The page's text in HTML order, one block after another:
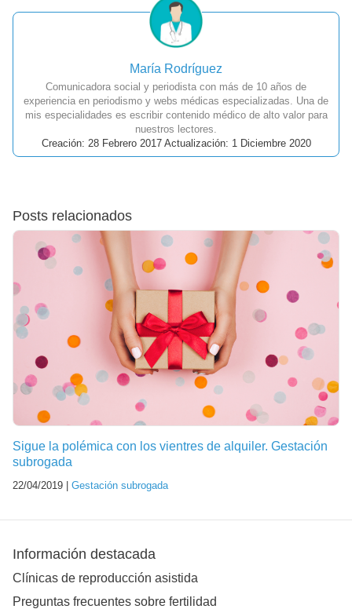
María Rodríguez
Comunicadora social y periodista con más de 10 años de
experiencia en periodismo y webs médicas especializadas. Una de
mis especialidades es escribir contenido médico de alto valor para
nuestros lectores.
Creación: 28 Febrero 2017 Actualización: 1 Diciembre 2020
Posts relacionados
Sigue la polémica con los vientres de alquiler. Gestación
subrogada
22/04/2019 | Gestación subrogada
Información destacada
Clínicas de reproducción asistida
Preguntas frecuentes sobre fertilidad